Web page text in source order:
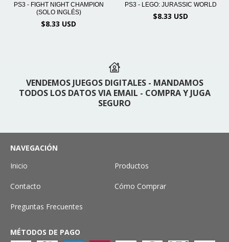
PS3 - FIGHT NIGHT CHAMPION
(SOLO INGLÉS)
$8.33 USD
PS3 - LEGO: JURASSIC WORLD
$8.33 USD
VENDEMOS JUEGOS DIGITALES - MANDAMOS
TODOS LOS DATOS VIA EMAIL - COMPRA Y JUGA
SEGURO
NAVEGACIÓN
Inicio
Productos
Contacto Cómo Comprar
Preguntas Frecuentes
MÉTODOS DE PAGO